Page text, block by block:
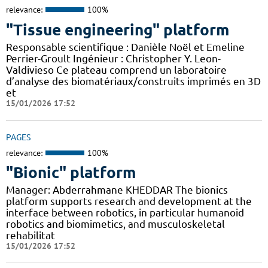
relevance: 100%
"Tissue engineering" platform
Responsable scientifique : Danièle Noël et Emeline
Perrier-Groult Ingénieur : Christopher Y. Leon-
Valdivieso Ce plateau comprend un laboratoire
d’analyse des biomatériaux/construits imprimés en 3D
et
15/01/2026 17:52
PAGES
relevance: 100%
"Bionic" platform
Manager: Abderrahmane KHEDDAR The bionics
platform supports research and development at the
interface between robotics, in particular humanoid
robotics and biomimetics, and musculoskeletal
rehabilitat
15/01/2026 17:52